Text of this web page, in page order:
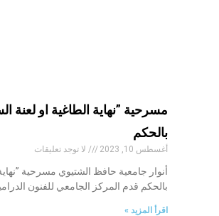
مسرحية ”نهاية الطاغية او لعنة
بالحكم
أغسطس 10, 2023 لا توجد تعليقات
أنوار جامعية حافظ الشتيوي مسرحية
بالحكم قدم المركز الجامعي للفنون
اقرأ المزيد »